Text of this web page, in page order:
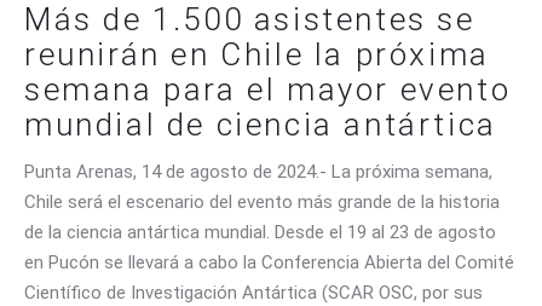
Más de 1.500 asistentes se
reunirán en Chile la próxima
semana para el mayor evento
mundial de ciencia antártica
Punta Arenas, 14 de agosto de 2024.- La próxima semana,
Chile será el escenario del evento más grande de la historia
de la ciencia antártica mundial. Desde el 19 al 23 de agosto
en Pucón se llevará a cabo la Conferencia Abierta del Comité
Científico de Investigación Antártica (SCAR OSC, por sus